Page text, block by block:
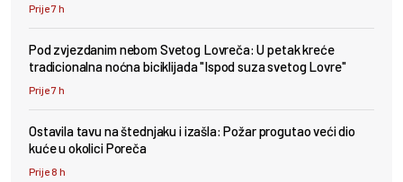
Prije 7 h
Pod zvjezdanim nebom Svetog Lovreča: U petak kreće
tradicionalna noćna biciklijada "Ispod suza svetog Lovre"
Prije 7 h
Ostavila tavu na štednjaku i izašla: Požar progutao veći dio
kuće u okolici Poreča
Prije 8 h